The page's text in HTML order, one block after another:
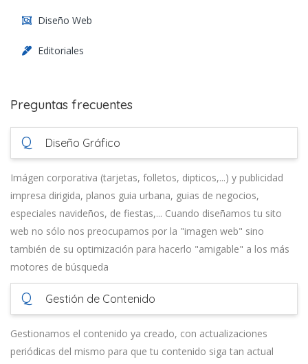
Diseño Web
Editoriales
Preguntas frecuentes
Q Diseño Gráfico
Imágen corporativa (tarjetas, folletos, dipticos,...) y publicidad
impresa dirigida, planos guia urbana, guias de negocios,
especiales navideños, de fiestas,... Cuando diseñamos tu sito
web no sólo nos preocupamos por la "imagen web" sino
también de su optimización para hacerlo "amigable" a los más
motores de búsqueda
Q Gestión de Contenido
Gestionamos el contenido ya creado, con actualizaciones
periódicas del mismo para que tu contenido siga tan actual